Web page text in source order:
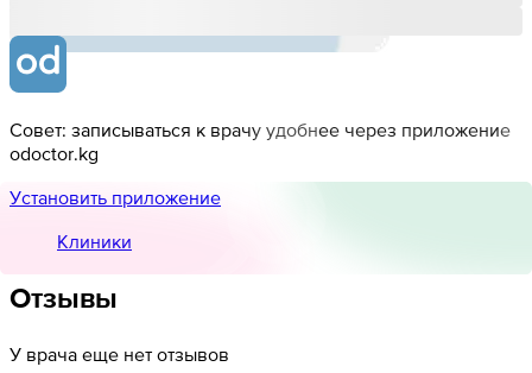
Совет: записываться к врачу удобнее через приложение
odoctor.kg
Установить приложение
Клиники
Отзывы
У врача еще нет отзывов